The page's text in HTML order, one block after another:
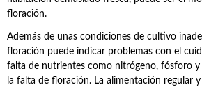
floración.
Además de unas condiciones de cultivo
floración puede indicar problemas con el
falta de nutrientes como nitrógeno, fósforo
la falta de floración. La alimentación regular